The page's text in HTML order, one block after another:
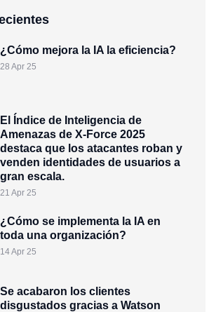
¿Cómo mejora la IA la eficiencia?
28 Apr 25
El Índice de Inteligencia de
Amenazas de X-Force 2025
destaca que los atacantes roban y
venden identidades de usuarios a
gran escala.
21 Apr 25
¿Cómo se implementa la IA en
toda una organización?
14 Apr 25
Se acabaron los clientes
disgustados gracias a Watson